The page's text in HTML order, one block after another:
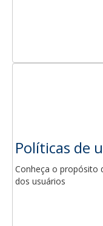
Políticas de
Conheça o propósito
dos usuários